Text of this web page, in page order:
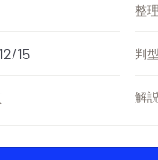
整
15 判型
解